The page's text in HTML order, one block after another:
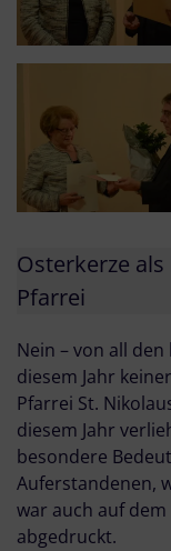
Osterkerze
Pfarrei
Nein – von all
diesem Jahr
Pfarrei St.
diesem Jahr
besondere
Auferstandenen,
war auch auf
abgedruckt.